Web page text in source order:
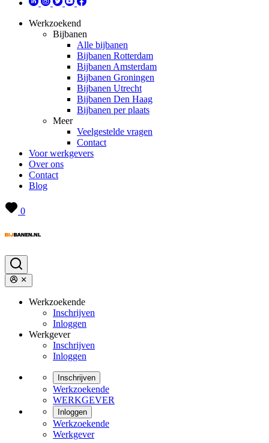
Werkzoekend
Bijbanen
Alle bijbanen
Bijbanen Rotterdam
Bijbanen Amsterdam
Bijbanen Groningen
Bijbanen Utrecht
Bijbanen Den Haag
Bijbanen per plaats
Meer
Veelgestelde vragen
Contact
Voor werkgevers
Over ons
Contact
Blog
0
Werkzoekende
Inschrijven
Inloggen
Werkgever
Inschrijven
Inloggen
Inschrijven
Werkzoekende
WERKGEVER
Inloggen
Werkzoekende
Werkgever